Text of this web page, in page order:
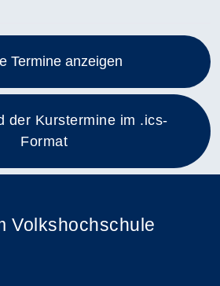
Termine zum diesen Kurs
Termine anzeigen
der Kurstermine im .ics-
Format
Volkshochschule